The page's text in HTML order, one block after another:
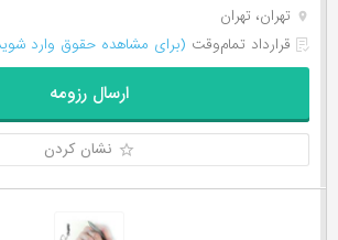
تهران، تهران
قرارداد تمام‌وقت (برای مشاهده حقوق وارد
ارسال رزومه
نشان کردن